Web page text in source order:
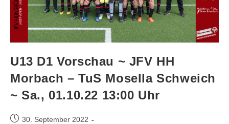
U13 D1 Vorschau ~ JFV HH
Morbach – TuS Mosella Schweich
~ Sa., 01.10.22 13:00 Uhr
30. September 2022